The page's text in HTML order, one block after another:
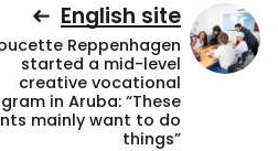
English site
Reppenhagen
started a mid-level
creative vocational
in Aruba: “These
mainly want to do
things”